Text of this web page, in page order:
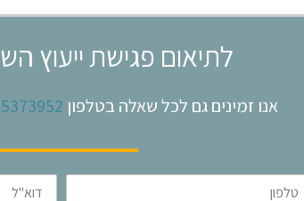
לתיאום פגישת ייעוץ
אנו זמינים גם לכל שאלה בטלפון
דוא"ל